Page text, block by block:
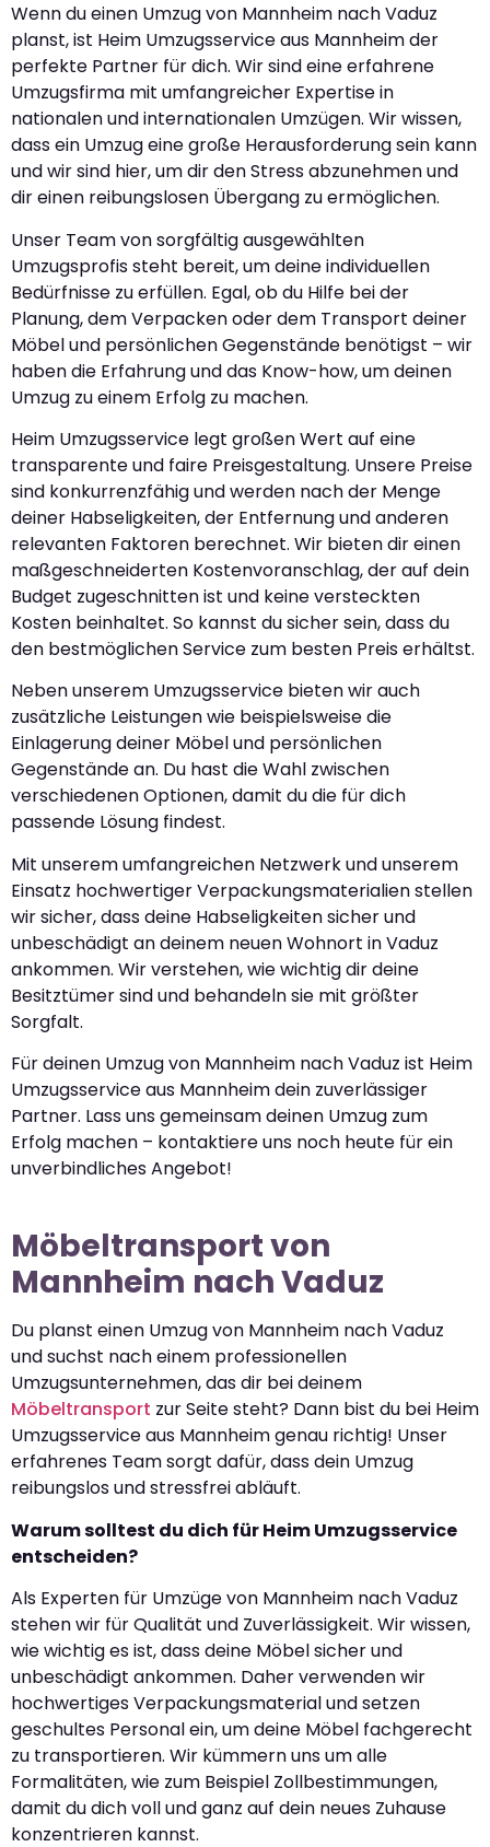
Wenn du einen Umzug von Mannheim nach Vaduz
planst, ist Heim Umzugsservice aus Mannheim der
perfekte Partner für dich. Wir sind eine erfahrene
Umzugsfirma mit umfangreicher Expertise in
nationalen und internationalen Umzügen. Wir wissen,
dass ein Umzug eine große Herausforderung sein kann
und wir sind hier, um dir den Stress abzunehmen und
dir einen reibungslosen Übergang zu ermöglichen.
Unser Team von sorgfältig ausgewählten
Umzugsprofis steht bereit, um deine individuellen
Bedürfnisse zu erfüllen. Egal, ob du Hilfe bei der
Planung, dem Verpacken oder dem Transport deiner
Möbel und persönlichen Gegenstände benötigst – wir
haben die Erfahrung und das Know-how, um deinen
Umzug zu einem Erfolg zu machen.
Heim Umzugsservice legt großen Wert auf eine
transparente und faire Preisgestaltung. Unsere Preise
sind konkurrenzfähig und werden nach der Menge
deiner Habseligkeiten, der Entfernung und anderen
relevanten Faktoren berechnet. Wir bieten dir einen
maßgeschneiderten Kostenvoranschlag, der auf dein
Budget zugeschnitten ist und keine versteckten
Kosten beinhaltet. So kannst du sicher sein, dass du
den bestmöglichen Service zum besten Preis erhältst.
Neben unserem Umzugsservice bieten wir auch
zusätzliche Leistungen wie beispielsweise die
Einlagerung deiner Möbel und persönlichen
Gegenstände an. Du hast die Wahl zwischen
verschiedenen Optionen, damit du die für dich
passende Lösung findest.
Mit unserem umfangreichen Netzwerk und unserem
Einsatz hochwertiger Verpackungsmaterialien stellen
wir sicher, dass deine Habseligkeiten sicher und
unbeschädigt an deinem neuen Wohnort in Vaduz
ankommen. Wir verstehen, wie wichtig dir deine
Besitztümer sind und behandeln sie mit größter
Sorgfalt.
Für deinen Umzug von Mannheim nach Vaduz ist Heim
Umzugsservice aus Mannheim dein zuverlässiger
Partner. Lass uns gemeinsam deinen Umzug zum
Erfolg machen – kontaktiere uns noch heute für ein
unverbindliches Angebot!
Möbeltransport von
Mannheim nach Vaduz
Du planst einen Umzug von Mannheim nach Vaduz
und suchst nach einem professionellen
Umzugsunternehmen, das dir bei deinem
Möbeltransport zur Seite steht? Dann bist du bei Heim
Umzugsservice aus Mannheim genau richtig! Unser
erfahrenes Team sorgt dafür, dass dein Umzug
reibungslos und stressfrei abläuft.
Warum solltest du dich für Heim Umzugsservice
entscheiden?
Als Experten für Umzüge von Mannheim nach Vaduz
stehen wir für Qualität und Zuverlässigkeit. Wir wissen,
wie wichtig es ist, dass deine Möbel sicher und
unbeschädigt ankommen. Daher verwenden wir
hochwertiges Verpackungsmaterial und setzen
geschultes Personal ein, um deine Möbel fachgerecht
zu transportieren. Wir kümmern uns um alle
Formalitäten, wie zum Beispiel Zollbestimmungen,
damit du dich voll und ganz auf dein neues Zuhause
konzentrieren kannst.